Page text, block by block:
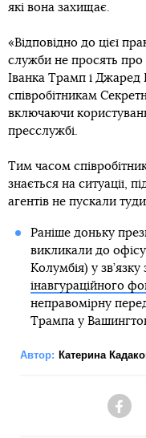
які вона захищає.
«Відповідно до цієї
служби не просять про
Іванка Трамп і
співробітникам
включаючи
пресслужбі.
Тим часом
знається на ситуації,
агентів не пускали
Раніше доньку
викликали до
Колумбія) у
інавгураційного
неправомірну
Трампа у
Автор: Катерина